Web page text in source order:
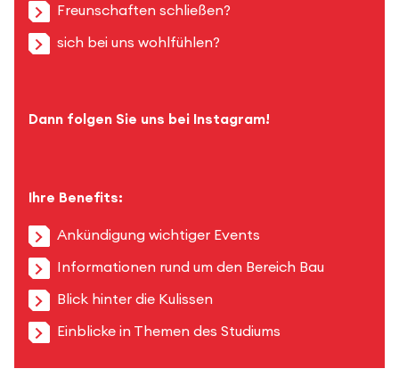
Freunschaften schließen?
sich bei uns wohlfühlen?
Dann folgen Sie uns bei Instagram!
Ihre Benefits:
Ankündigung wichtiger Events
Informationen rund um den Bereich Bau
Blick hinter die Kulissen
Einblicke in Themen des Studiums